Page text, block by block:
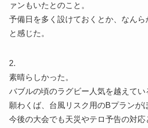
ァンもいたとのこと。
予備日を多く設けておくとか、なん
と感じた。
2.
素晴らしかった。
バブルの頃のラグビー人気を越えてい
願わくば、台風リスク用のBプランが
今後の大会でも天災やテロ予告の対応